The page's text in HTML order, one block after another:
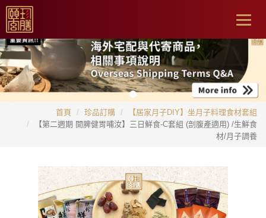
首頁 珍品訂購
【居家月子DIY】坐月子料理食材套組
【第二週期 開脾健胃哺汝】三日鮮食-C套組 (剖腹產適用) /生鮮食
材/月子調養